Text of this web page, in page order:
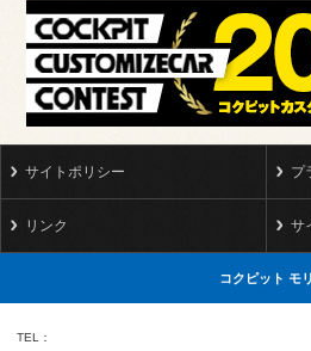
サイトポリシー プ
リンク サ
コクピット モ
TEL